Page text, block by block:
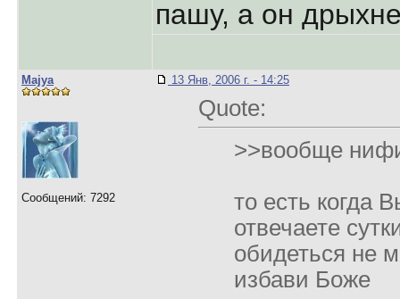
пашу, а он
Majya
Сообщений: 7292
13 Янв, 2006 г. - 14:25
Quote:
>>вообще
то есть когда
отвечаете
обидеться не
избави Боже